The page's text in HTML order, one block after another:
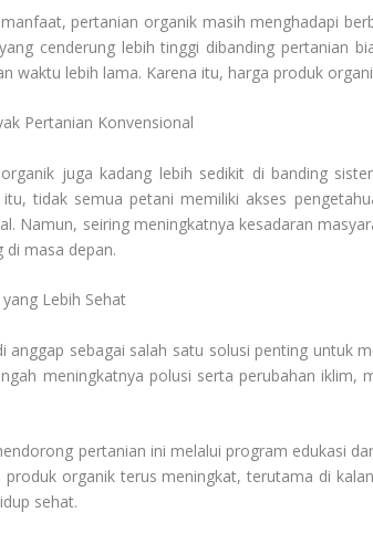
pertanian organik masih menghadapi
cenderung lebih tinggi dibanding pertanian
waktu lebih lama. Karena itu, harga produk
Pertanian Konvensional
juga kadang lebih sedikit di banding
itu, tidak semua petani memiliki akses
Namun, seiring meningkatnya kesadaran
di masa depan.
Lebih Sehat
anggap sebagai salah satu solusi penting untuk
meningkatnya polusi serta perubahan iklim,
pertanian ini melalui program edukasi
organik terus meningkat, terutama di
sehat.